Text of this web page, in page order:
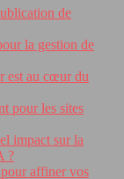
de
la gestion de
est au cœur du
pour les sites
impact sur la
?
affiner vos